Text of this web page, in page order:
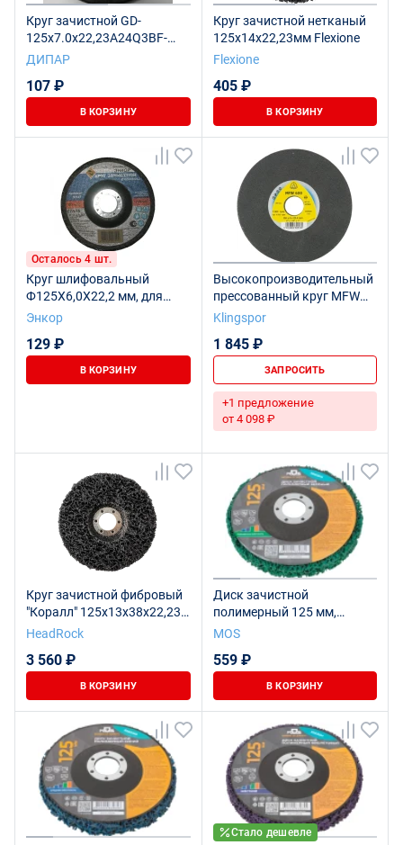
Круг зачистной GD-
125x7.0x22,23A24Q3BF-
STEEL&INOX
ДИПАР
107 ₽
В КОРЗИНУ
Круг зачистной нетканый
125х14х22,23мм Flexione
Flexione
405 ₽
В КОРЗИНУ
Осталось 4 шт.
Круг шлифовальный
Ф125Х6,0Х22,2 мм, для
металла
Энкор
129 ₽
В КОРЗИНУ
Высокопроизводительный
прессованный круг MFW
600, 125 x 6 x 22 coarse
Klingspor
1 845 ₽
ЗАПРОСИТЬ
+1 предложение
от 4 098 ₽
Круг зачистной фибровый
"Коралл" 125х13х38х22,23
(компл. 5 шт.)
HeadRock
3 560 ₽
В КОРЗИНУ
Диск зачистной
полимерный 125 мм,
зеленый, повышенной
MOS
559 ₽
В КОРЗИНУ
Стало дешевле